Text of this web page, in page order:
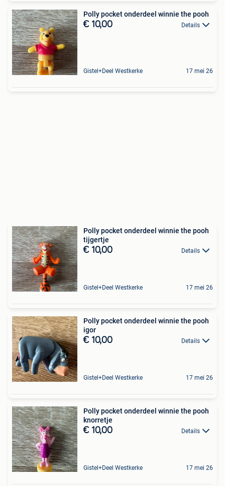
Polly pocket onderdeel winnie the pooh
€ 10,00 Details
Gistel+Deel Westkerke 17 mei 26
Polly pocket onderdeel winnie the pooh
tijgertje
€ 10,00 Details
Gistel+Deel Westkerke 17 mei 26
Polly pocket onderdeel winnie the pooh
igor
€ 10,00 Details
Gistel+Deel Westkerke 17 mei 26
Polly pocket onderdeel winnie the pooh
knorretje
€ 10,00 Details
Gistel+Deel Westkerke 17 mei 26